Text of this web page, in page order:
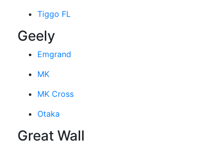
Tiggo FL
Geely
Emgrand
MK
MK Cross
Otaka
Great Wall